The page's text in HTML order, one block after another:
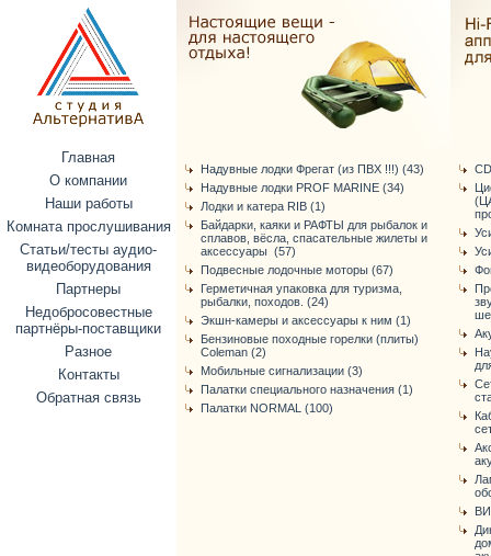
Главная
О компании
Наши работы
Комната прослушивания
Статьи/тесты аудио-
видеоборудования
Партнеры
Недобросовестные
партнёры-поставщики
Разное
Контакты
Обратная связь
Надувные лодки Фрегат (из ПВХ !!!) (43)
Надувные лодки PROF MARINE (34)
Лодки и катера RIB (1)
Байдарки, каяки и РАФТЫ для рыбалок и
сплавов, вёсла, спасательные жилеты и
аксессуары (57)
Подвесные лодочные моторы (67)
Герметичная упаковка для туризма,
рыбалки, походов. (24)
Экшн-камеры и аксессуары к ним (1)
Бензиновые походные горелки (плиты)
Coleman (2)
Мобильные сигнализации (3)
Палатки специального назначения (1)
Палатки NORMAL (100)